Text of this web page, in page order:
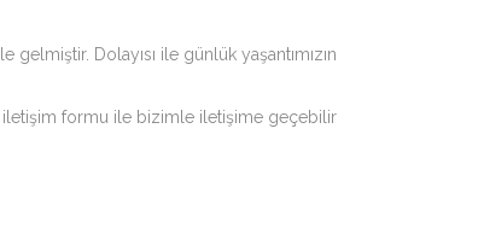
Dolayısı ile günlük yaşantımızın
formu ile bizimle iletişime geçebilir